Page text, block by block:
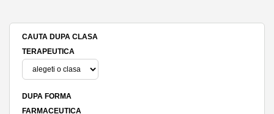
CAUTA DUPA CLASA
TERAPEUTICA
DUPA FORMA
FARMACEUTICA